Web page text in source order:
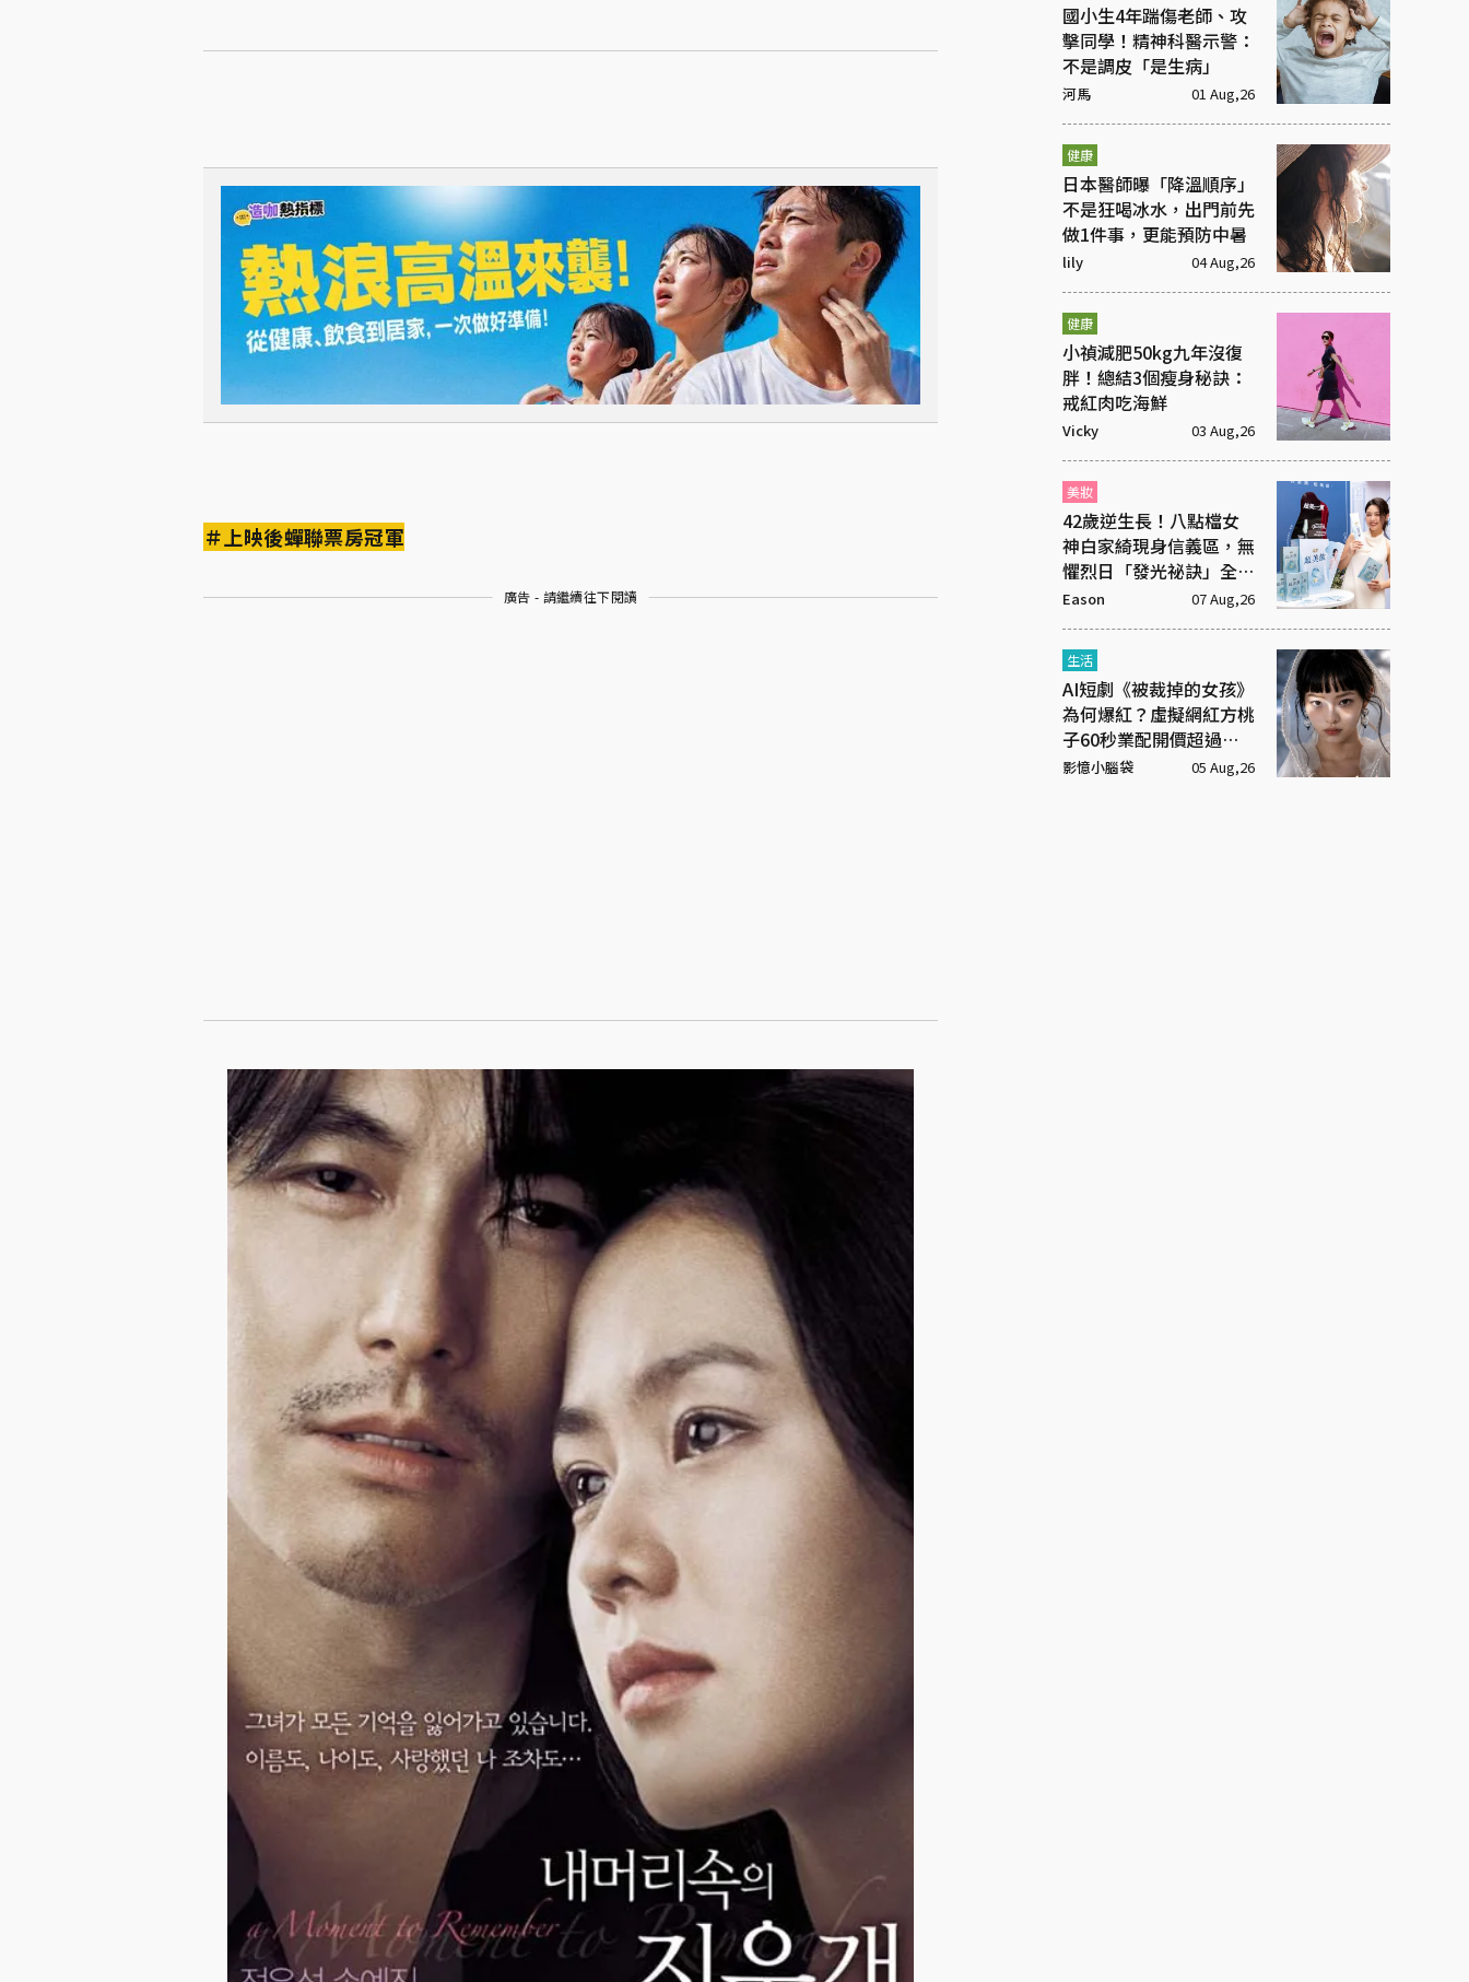
＃上映後蟬聯票房冠軍
廣告 - 請繼續往下閱讀
國小生4年踹傷老師、攻
擊同學！精神科醫示警：
不是調皮「是生病」
河馬 01 Aug,26
健康
日本醫師曝「降溫順序」
不是狂喝冰水，出門前先
做1件事，更能預防中暑
lily 04 Aug,26
健康
小禎減肥50kg九年沒復
胖！總結3個瘦身秘訣：
戒紅肉吃海鮮
Vicky 03 Aug,26
美妝
42歲逆生長！八點檔女
神白家綺現身信義區，無
懼烈日「發光祕訣」全靠
這包
Eason 07 Aug,26
生活
AI短劇《被裁掉的女孩》
為何爆紅？虛擬網紅方桃
子60秒業配開價超過百
萬元
影憶小腦袋 05 Aug,26